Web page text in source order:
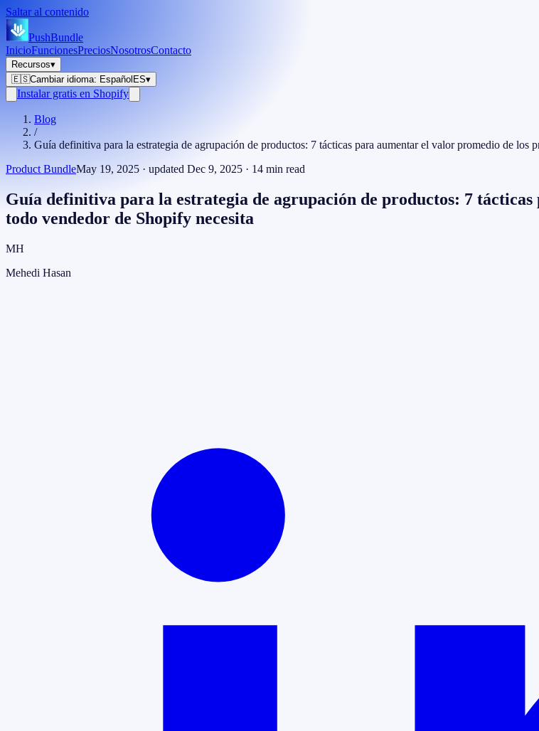
Saltar al contenido
PushBundle
InicioFuncionesPreciosNosotrosContacto
Recursos▾
🇪🇸Cambiar idioma: Español ES▾
Instalar gratis en Shopify
Blog
/
Guía definitiva para la estrategia de agrupación de productos: 7 tácticas para aumentar el valor promedio de los
Product BundleMay 19, 2025 · updated Dec 9, 2025 · 14 min read
Guía definitiva para la estrategia de agrupación de productos: 7
todo vendedor de Shopify necesita
MH
Mehedi Hasan